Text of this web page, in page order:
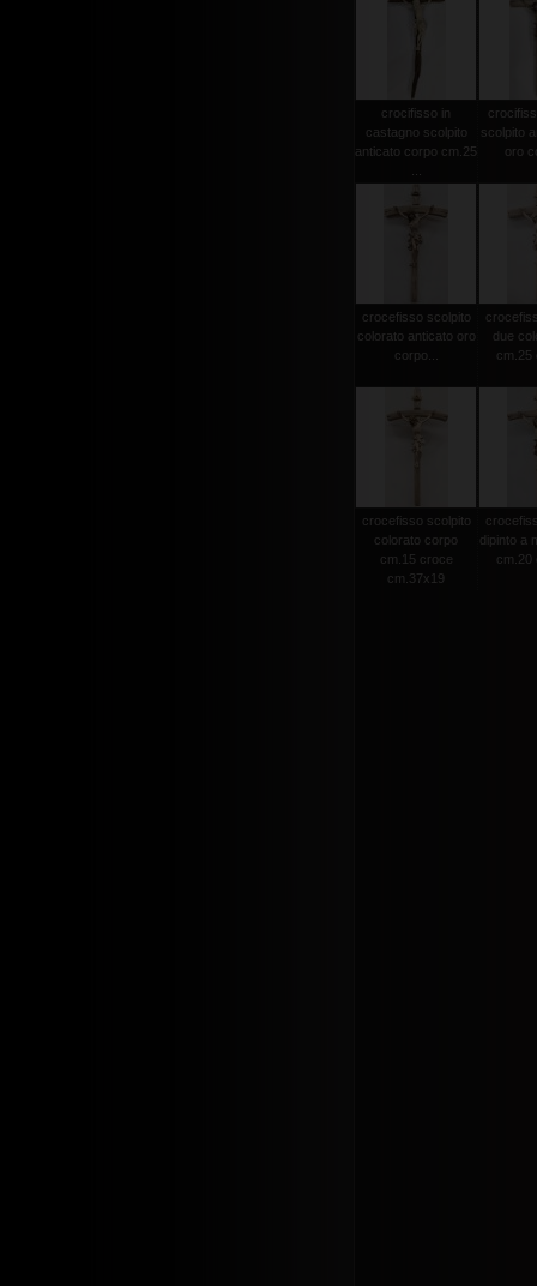
crocifisso in
castagno scolpito
anticato corpo cm.25
scolpito
oro
crocefisso scolpito
colorato anticato oro
corpo...
due
cm.25
crocefisso scolpito
colorato corpo
cm.15 croce
cm.37x19
dipinto a
cm.20